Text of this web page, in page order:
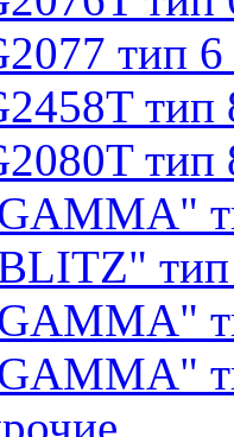
тип 6
тип
тип